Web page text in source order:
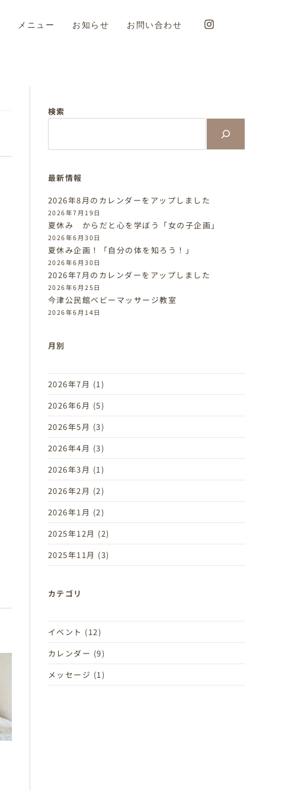
メニュー お知らせ お問い合わせ
検索
最新情報
2026年8月のカレンダーをアップしました
2026年7月19日
夏休み からだと心を学ぼう「女の子企画」
2026年6月30日
夏休み企画！「自分の体を知ろう！」
2026年6月30日
2026年7月のカレンダーをアップしました
2026年6月25日
今津公民館ベビーマッサージ教室
2026年6月14日
月別
2026年7月 (1)
2026年6月 (5)
2026年5月 (3)
2026年4月 (3)
2026年3月 (1)
2026年2月 (2)
2026年1月 (2)
2025年12月 (2)
2025年11月 (3)
カテゴリ
イベント (12)
カレンダー (9)
メッセージ (1)